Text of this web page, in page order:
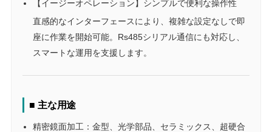
【イージーオペレーション】シンプルで便利な操作性
直感的なインターフェースにより、複雑な設定なしで即
座に作業を開始可能。Rs485シリアル通信にも対応し、
スマートな運用を支援します。
■ 主な用途
精密鏡面加工：金型、光学部品、セラミックス、超硬合